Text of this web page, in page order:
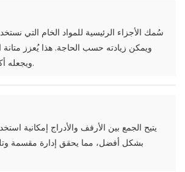
ويمكن زيادته حسب الحاجة. هذا يُعزز
ويجعله أكثر متانة وعمرًا أطول.
يتيح الجمع بين الأرفف والأدراج إمكانية
بشكل أفضل، مما يحقق إدارة مقسمة